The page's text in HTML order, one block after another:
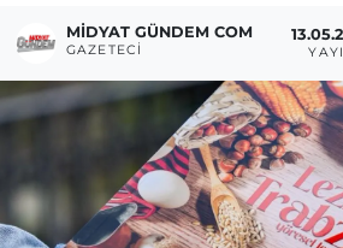
MIDYAT GÜNDEM COM
GAZETECI